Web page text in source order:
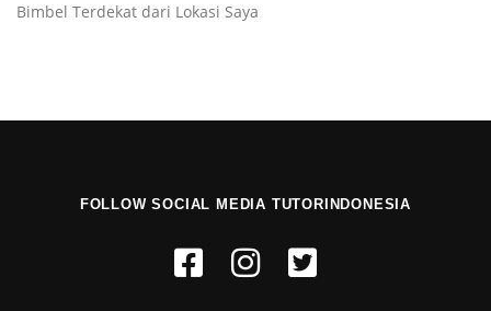
Bimbel Terdekat dari Lokasi Saya
FOLLOW SOCIAL MEDIA TUTORINDONESIA